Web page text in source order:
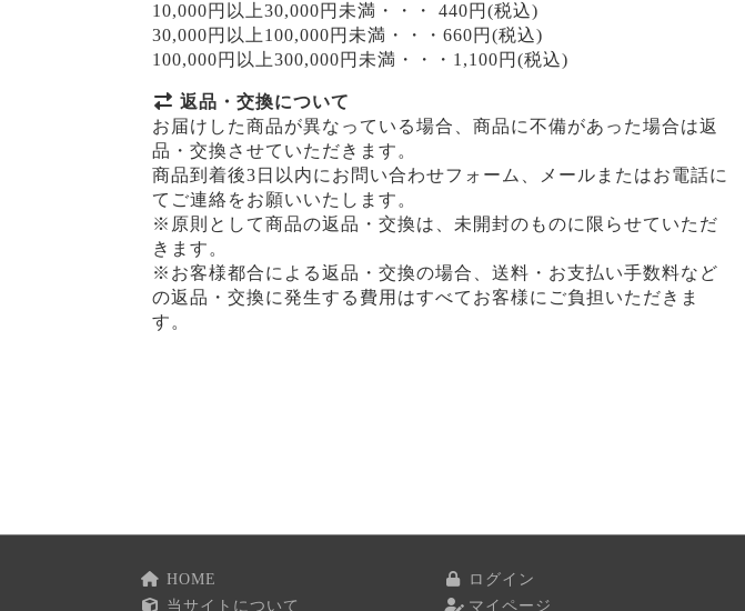
10,000円以上30,000円未満・・・ 440円(税込)
30,000円以上100,000円未満・・・660円(税込)
100,000円以上300,000円未満・・・1,100円(税込)
返品・交換について
お届けした商品が異なっている場合、商品に不備があった場合は返
品・交換させていただきます。
商品到着後3日以内にお問い合わせフォーム、メールまたはお電話に
てご連絡をお願いいたします。
※原則として商品の返品・交換は、未開封のものに限らせていただ
きます。
※お客様都合による返品・交換の場合、送料・お支払い手数料など
の返品・交換に発生する費用はすべてお客様にご負担いただきま
す。
HOME
当サイトについて
ログイン
マイページ